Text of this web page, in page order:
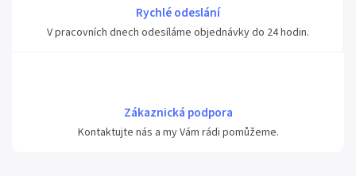
Rychlé odeslání
V pracovních dnech odesíláme objednávky do 24 hodin.
Zákaznická podpora
Kontaktujte nás a my Vám rádi pomůžeme.